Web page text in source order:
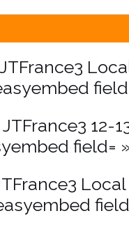
12-
field=